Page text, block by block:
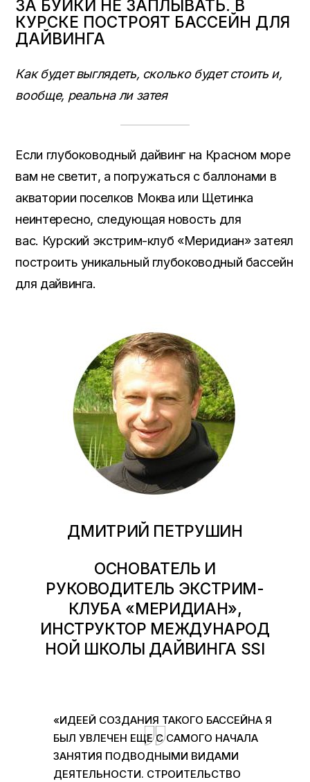
ЗА БУЙКИ НЕ ЗАПЛЫВАТЬ. В
КУРСКЕ ПОСТРОЯТ БАССЕЙН ДЛЯ
ДАЙВИНГА
Как будет выглядеть, сколько будет стоить и,
вообще, реальна ли затея
Если глубоководный дайвинг на Красном море
вам не светит, а погружаться с баллонами в
акватории поселков Моква или Щетинка
неинтересно, следующая новость для
вас. Курский экстрим-клуб «Меридиан» затеял
построить уникальный глубоководный бассейн
для дайвинга.
ДМИТРИЙ ПЕТРУШИН
ОСНОВАТЕЛЬ И
РУКОВОДИТЕЛЬ ЭКСТРИМ-
КЛУБА «МЕРИДИАН»,
ИНСТРУКТОР МЕЖДУНАРОД
НОЙ ШКОЛЫ ДАЙВИНГА SSI
«ИДЕЕЙ СОЗДАНИЯ ТАКОГО БАССЕЙНА Я
БЫЛ УВЛЕЧЕН ЕЩЕ С САМОГО НАЧАЛА
ЗАНЯТИЯ ПОДВОДНЫМИ ВИДАМИ
ДЕЯТЕЛЬНОСТИ. СТРОИТЕЛЬСТВО